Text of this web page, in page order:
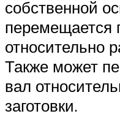
собственной
перемещается
относительно
Также может
вал
заготовки.